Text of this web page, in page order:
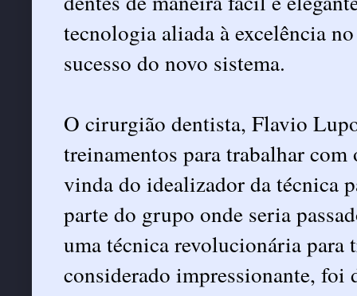
tecnologia aliada à excelência
sucesso do novo sistema.
O cirurgião dentista, Flavio
treinamentos para trabalhar
vinda do idealizador da técnica
parte do grupo onde seria
uma técnica revolucionária para
considerado impressionante,